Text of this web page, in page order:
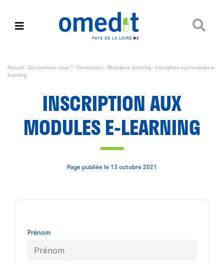
Accueil-Qui sommes-nous ?- Formations- Modules e-learning- Inscription aux modules e-
learning
INSCRIPTION AUX
MODULES E-LEARNING
Page publiée le 13 octobre 2021
Prénom